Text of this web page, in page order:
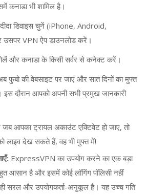
कनाडा भी शामिल है।
डिवाइस चुनें (iPhone, Android,
VPN ऐप डाउनलोड करें।
और कनाडा के किसी सर्वर से कनेक्ट करें।
फुबो की वेबसाइट पर जाएं और सात दिनों का मुफ्त
दौरान आपको अपनी सभी प्रमुख जानकारी
जब आपका ट्रायल अकाउंट एक्टिवेट हो जाए, तो
लाइव देख सकते हैं, वह भी मुफ्त में!
ExpressVPN का उपयोग करने का एक बड़ा
आसान है और इसमें कोई लॉगिंग पॉलिसी नहीं
सरल और उपयोगकर्ता-अनुकूल है। यह उच्च गति